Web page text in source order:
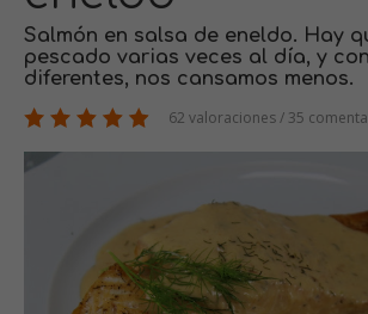
Salmón en salsa de eneldo. Hay
pescado varias veces al día, y
diferentes, nos cansamos menos.
62 valoraciones / 35